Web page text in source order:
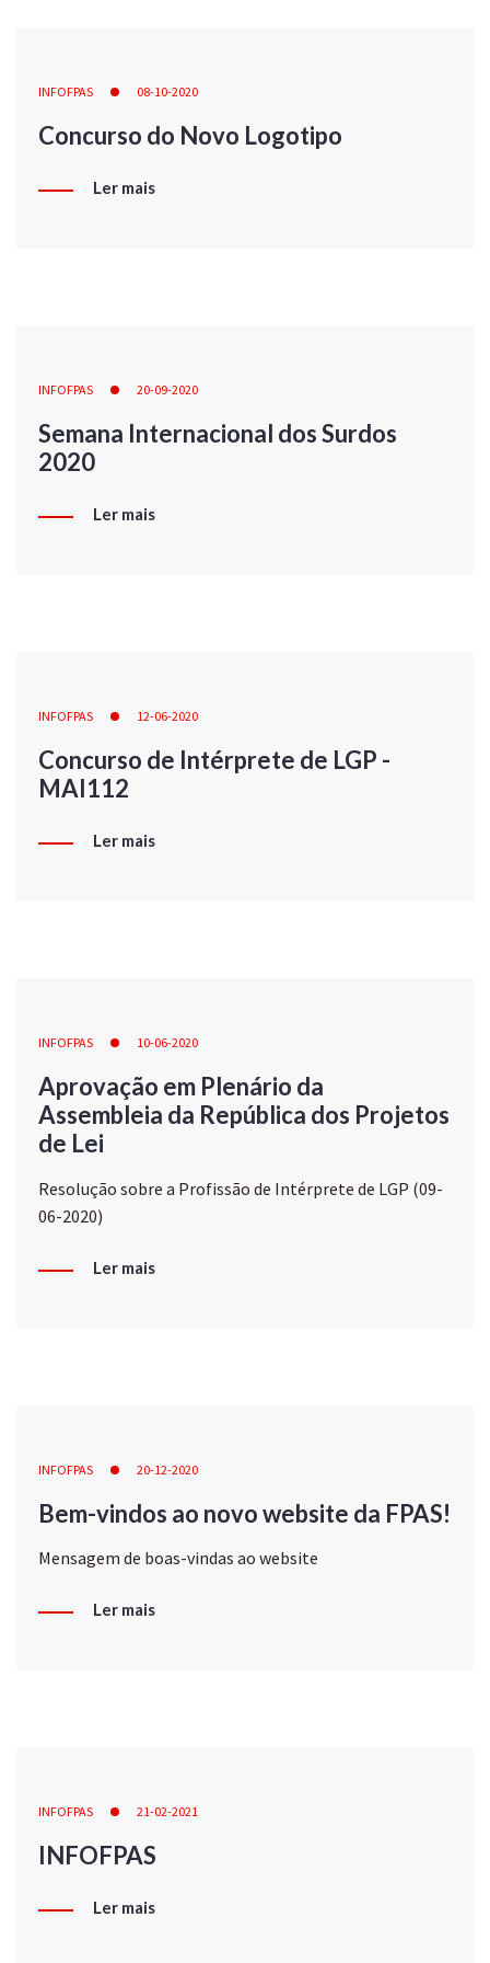
INFOFPAS 08-10-2020
Concurso do Novo Logotipo
Ler mais
INFOFPAS 20-09-2020
Semana Internacional dos Surdos
2020
Ler mais
INFOFPAS 12-06-2020
Concurso de Intérprete de LGP -
MAI112
Ler mais
INFOFPAS 10-06-2020
Aprovação em Plenário da
Assembleia da República dos Projetos
de Lei
Resolução sobre a Profissão de Intérprete de LGP (09-
06-2020)
Ler mais
INFOFPAS 20-12-2020
Bem-vindos ao novo website da FPAS!
Mensagem de boas-vindas ao website
Ler mais
INFOFPAS 21-02-2021
INFOFPAS
Ler mais